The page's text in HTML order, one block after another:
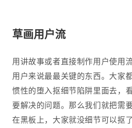
草画用户流
用讲故事或者直接制作用户使用
用户来说最最关键的东西。大家
惯性的堕入抠细节陷阱里面去，
要解决的问题。那么我们就把需
在黑板上，大家就没细节可以抠